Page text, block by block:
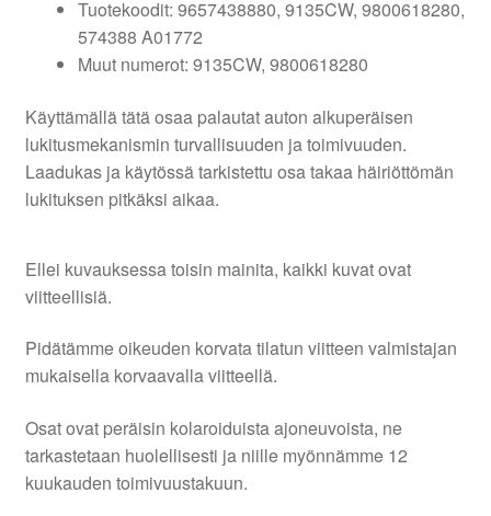
Tuotekoodit: 9657438880, 9135CW, 9800618280,
574388 A01772
Muut numerot: 9135CW, 9800618280
Käyttämällä tätä osaa palautat auton alkuperäisen
lukitusmekanismin turvallisuuden ja toimivuuden.
Laadukas ja käytössä tarkistettu osa takaa häiriöttömän
lukituksen pitkäksi aikaa.
Ellei kuvauksessa toisin mainita, kaikki kuvat ovat
viitteellisiä.
Pidätämme oikeuden korvata tilatun viitteen valmistajan
mukaisella korvaavalla viitteellä.
Osat ovat peräisin kolaroiduista ajoneuvoista, ne
tarkastetaan huolellisesti ja niille myönnämme 12
kuukauden toimivuustakuun.